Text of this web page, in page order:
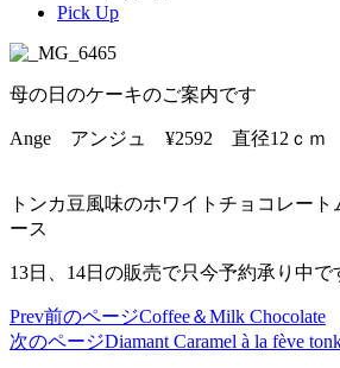
Pick Up
母の日のケーキのご案内です
Ange アンジュ ¥2592 直径12ｃｍ
トンカ豆風味のホワイトチョコレー
ース
13日、14日の販売で只今予約承り中で
Prev前のページCoffee＆Milk Chocolate
次のページDiamant Caramel à la fève